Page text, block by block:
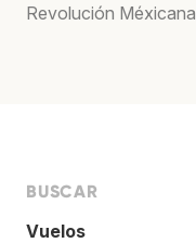
Revolución Méxicana
BUSCAR
Vuelos